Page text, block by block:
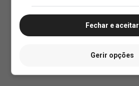
Fechar e aceitar
Gerir opções